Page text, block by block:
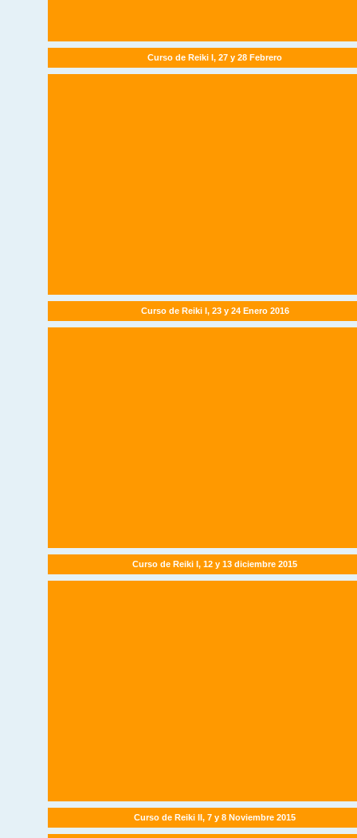
Curso de Reiki I, 27 y 28 Febrero
Curso de Reiki I, 23 y 24 Enero 2016
Curso de Reiki I, 12 y 13 diciembre 2015
Curso de Reiki II, 7 y 8 Noviembre 2015